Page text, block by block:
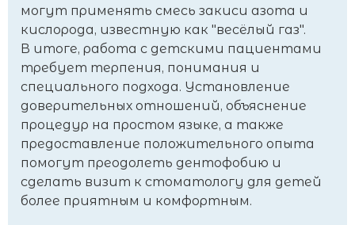
могут применять смесь закиси азота и
кислорода, известную как "весёлый газ".
В итоге, работа с детскими пациентами
требует терпения, понимания и
специального подхода. Установление
доверительных отношений, объяснение
процедур на простом языке, а также
предоставление положительного опыта
помогут преодолеть дентофобию и
сделать визит к стоматологу для детей
более приятным и комфортным.